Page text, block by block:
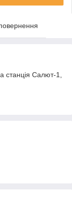
станція Салют-1,